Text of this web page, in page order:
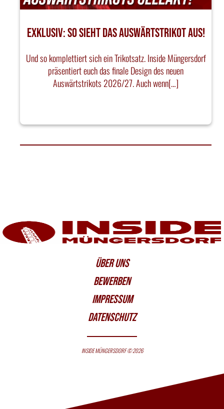
EXKLUSIV: SO SIEHT DAS AUSWÄRTSTRIKOT AUS!
Und so komplettiert sich ein Trikotsatz. Inside Müngersdorf
präsentiert euch das finale Design des neuen
Auswärtstrikots 2026/27. Auch wenn[…]
ÜBER UNS
BEWERBEN
IMPRESSUM
DATENSCHUTZ
INSIDE MÜNGERSDORF © 2026